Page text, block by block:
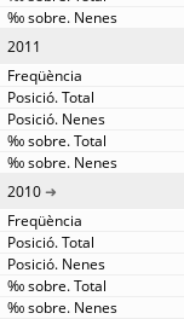
2011
2010